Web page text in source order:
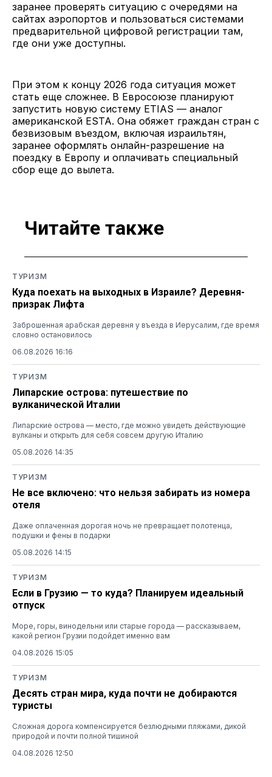
заранее проверять ситуацию с очередями на
сайтах аэропортов и пользоваться системами
предварительной цифровой регистрации там,
где они уже доступны.
При этом к концу 2026 года ситуация может
стать еще сложнее. В Евросоюзе планируют
запустить новую систему ETIAS — аналог
американской ESTA. Она обяжет граждан стран с
безвизовым въездом, включая израильтян,
заранее оформлять онлайн-разрешение на
поездку в Европу и оплачивать специальный
сбор еще до вылета.
Читайте также
ТУРИЗМ
Куда поехать на выходных в Израиле? Деревня-
призрак Лифта
Заброшенная арабская деревня у въезда в Иерусалим, где время
словно остановилось
06.08.2026 16:16
ТУРИЗМ
Липарские острова: путешествие по
вулканической Италии
Липарские острова — место, где можно увидеть действующие
вулканы и открыть для себя совсем другую Италию
05.08.2026 14:35
ТУРИЗМ
Не все включено: что нельзя забирать из номера
отеля
Даже оплаченная дорогая ночь не превращает полотенца,
подушки и фены в подарки
05.08.2026 14:15
ТУРИЗМ
Если в Грузию — то куда? Планируем идеальный
отпуск
Море, горы, винодельни или старые города — рассказываем,
какой регион Грузии подойдет именно вам
04.08.2026 15:05
ТУРИЗМ
Десять стран мира, куда почти не добираются
туристы
Сложная дорога компенсируется безлюдными пляжами, дикой
природой и почти полной тишиной
04.08.2026 12:50